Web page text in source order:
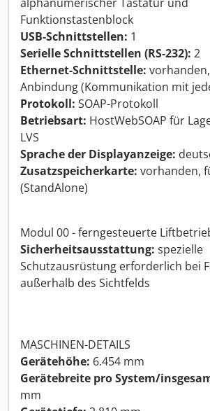
alphanumerischer Tastatur und
Funktionstastenblock
USB-Schnittstellen: 1
Serielle Schnittstellen (RS-232): 2
Ethernet-Schnittstelle:
Anbindung (Kommunikation mit
Protokoll: SOAP-Protokoll
Betriebsart: HostWebSOAP für
LVS
Sprache der Displayanzeige:
Zusatzspeicherkarte: vorhanden,
(StandAlone)
Modul 00 - ferngesteuerte
Sicherheitsausstattung: spezielle
Schutzausrüstung erforderlich bei
außerhalb des Sichtfelds
MASCHINEN-DETAILS
Gerätehöhe: 6.454 mm
Gerätebreite pro System/
mm